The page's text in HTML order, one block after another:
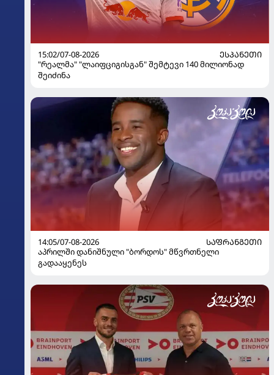
15:02/07-08-2026
ᲔᲡᲞᲐᲜᲔᲗᲘ
"რეალმა" "ლაიფციგისგან" შემტევი 140 მილიონად
შეიძინა
14:05/07-08-2026
ᲡᲐᲤᲠᲐᲜᲒᲔᲗᲘ
აპრილში დანიშნული "ბორდოს" მწვრთნელი
გადააყენეს